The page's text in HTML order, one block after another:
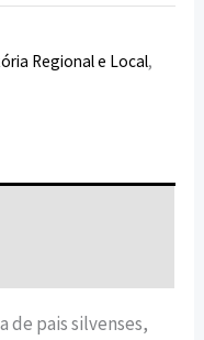
Regional e Local,
de pais silvenses,